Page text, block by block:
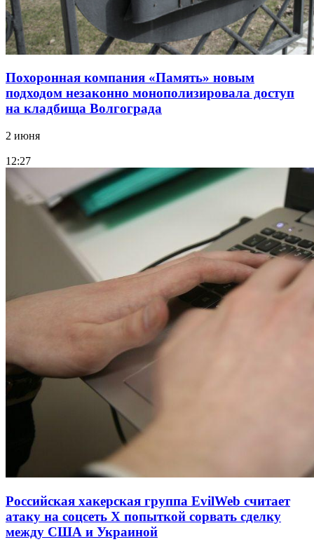
Похоронная компания «Память» новым
подходом незаконно монополизировала доступ
на кладбища Волгограда
2 июня
12:27
Российская хакерская группа EvilWeb считает
атаку на соцсеть Х попыткой сорвать сделку
между США и Украиной